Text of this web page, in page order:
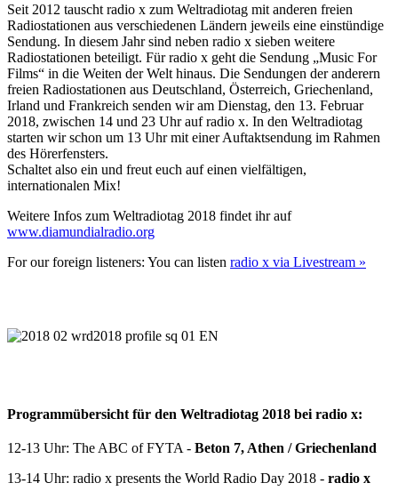
Seit 2012 tauscht radio x zum Weltradiotag mit anderen freien
Radiostationen aus verschiedenen Ländern jeweils eine einstündige
Sendung. In diesem Jahr sind neben radio x sieben weitere
Radiostationen beteiligt. Für radio x geht die Sendung „Music For
Films“ in die Weiten der Welt hinaus. Die Sendungen der anderern
freien Radiostationen aus Deutschland, Österreich, Griechenland,
Irland und Frankreich senden wir am Dienstag, den 13. Februar
2018, zwischen 14 und 23 Uhr auf radio x. In den Weltradiotag
starten wir schon um 13 Uhr mit einer Auftaktsendung im Rahmen
des Hörerfensters.
Schaltet also ein und freut euch auf einen vielfältigen,
internationalen Mix!
Weitere Infos zum Weltradiotag 2018 findet ihr auf
www.diamundialradio.org
For our foreign listeners: You can listen radio x via Livestream »
Programmübersicht für den Weltradiotag 2018 bei radio x:
12-13 Uhr: The ABC of FYTA - Beton 7, Athen / Griechenland
13-14 Uhr: radio x presents the World Radio Day 2018 - radio x